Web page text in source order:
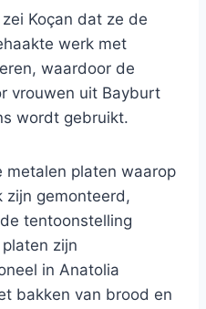
Koçan dat ze de
werk met
waardoor de
vrouwen uit Bayburt
wordt gebruikt.
metalen platen waarop
zijn gemonteerd,
tentoonstelling
zijn
in Anatolia
bakken van brood en